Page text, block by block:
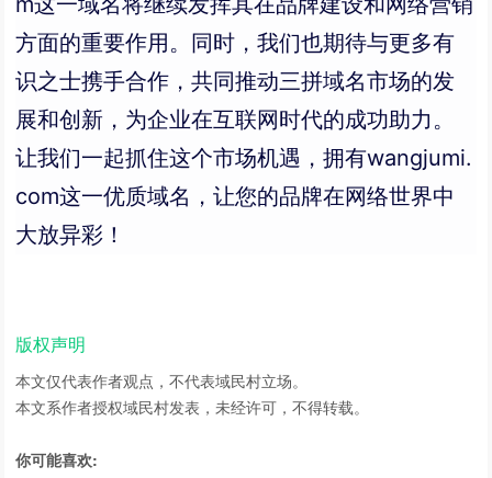
方面的重要作用。同时，我们也期待与更多有
识之士携手合作，共同推动三拼域名市场的发
展和创新，为企业在互联网时代的成功助力。
让我们一起抓住这个市场机遇，拥有wangjumi.
com这一优质域名，让您的品牌在网络世界中
大放异彩！
版权声明
本文仅代表作者观点，不代表域民村立场。
本文系作者授权域民村发表，未经许可，不得转载。
你可能喜欢: